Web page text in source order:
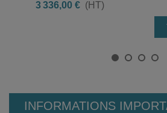
3 336,00 € (HT)
INFORMATIONS